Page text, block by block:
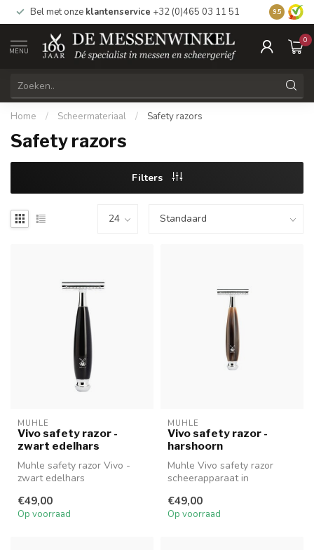
Bel met onze klantenservice +32 (0)465 03 11 51 Bezoek
9.5
MENU
0
Home / Scheermateriaal / Safety razors
Safety razors
Filters
MUHLE
Vivo safety razor -
zwart edelhars
Muhle safety razor Vivo -
zwart edelhars
€49,00
Op voorraad
MUHLE
Vivo safety razor -
harshoorn
Muhle Vivo safety razor
scheerapparaat in
kam
€49,00
Op voorraad